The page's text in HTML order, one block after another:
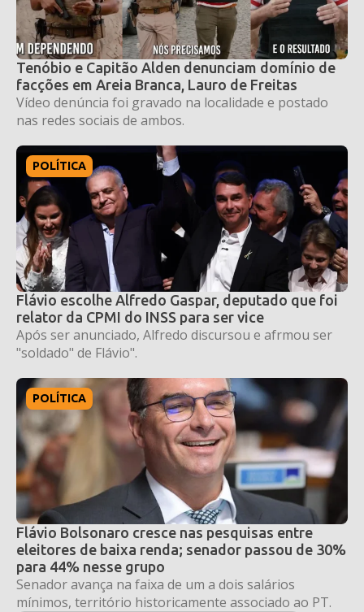
Tenóbio e Capitão Alden denunciam domínio de
facções em Areia Branca, Lauro de Freitas
Vídeo denúncia foi gravado na localidade e postado
nas redes sociais de ambos.
POLÍTICA
Flávio escolhe Alfredo Gaspar, deputado que foi
relator da CPMI do INSS para ser vice
Após ser anunciado, Alfredo discursou e afrmou ser
"soldado" de Flávio".
POLÍTICA
Flávio Bolsonaro cresce nas pesquisas entre
eleitores de baixa renda; senador passou de 30%
para 44% nesse grupo
Senador avança na faixa de um a dois salários
mínimos, território historicamente associado ao PT.